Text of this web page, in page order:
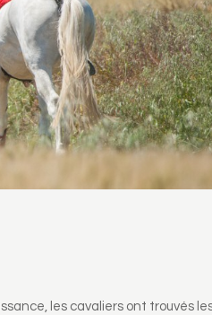
les cavaliers ont trouvés